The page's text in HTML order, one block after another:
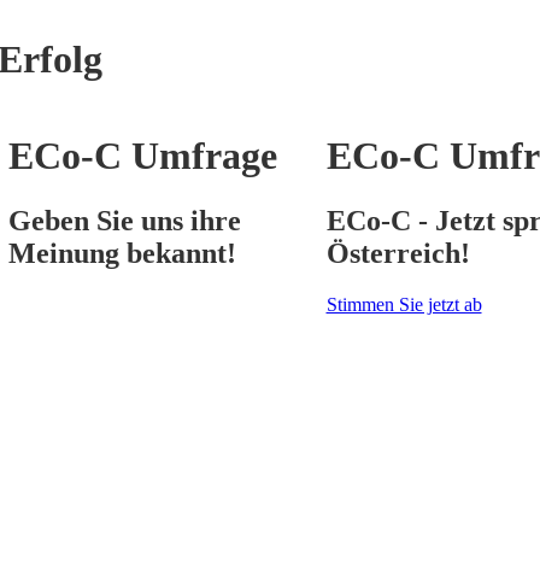
ECo-C Umfrage
Geben Sie uns ihre
Meinung bekannt!
ECo-C
ECo-C - Jetzt
Österreich!
Stimmen Sie jetzt ab